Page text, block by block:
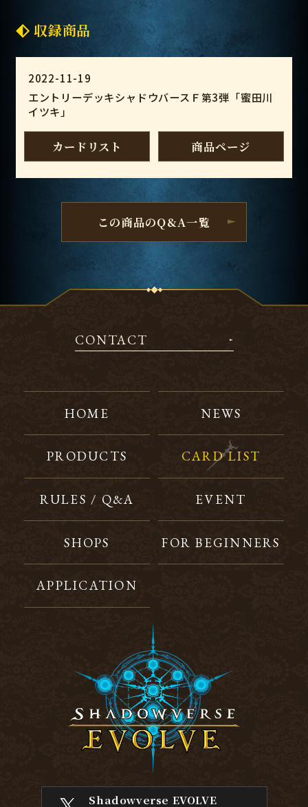
収録商品
2022-11-19
エントリーデッキシャドウバースＦ第3弾「蜜田川
イツキ」
カードリスト 商品ページ
この商品のQ&A一覧
CONTACT
HOME NEWS
PRODUCTS CARD LIST
RULES / Q&A EVENT
SHOPS FOR BEGINNERS
APPLICATION
Shadowverse EVOLVE